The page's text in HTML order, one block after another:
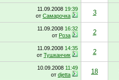
11.09.2008 19:39
от Самарочка 3
11.09.2008 16:32
от Роза 2
11.09.2008 14:35
от Тушканчик 2
10.09.2008 11:49
от djetta 18